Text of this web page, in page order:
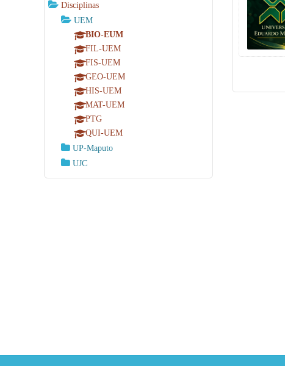
Disciplinas
UEM
BIO-EUM
FIL-UEM
FIS-UEM
GEO-UEM
HIS-UEM
MAT-UEM
PTG
QUI-UEM
UP-Maputo
UJC